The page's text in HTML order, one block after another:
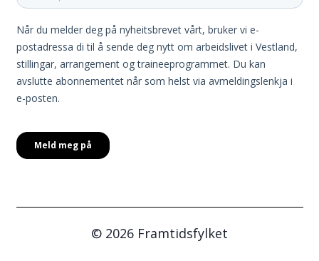
© 2026 Framtidsfylket